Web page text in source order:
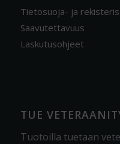
Tietosuoja- ja
Saavutettavuus
Laskutusohjeet
TUE
Tuotoilla tuetaan